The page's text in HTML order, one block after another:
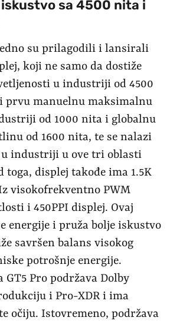
sa 4500 nita i
su prilagodili i lansirali
koji ne samo da dostiže
u industriji od 4500
prvu manuelnu maksimalnu
od 1000 nita i globalnu
od 1600 nita, te se nalazi
industriji u ove tri oblasti
toga, displej takođe ima 1.5K
visokofrekventno PWM
i 450PPI displej. Ovaj
energije i pruža bolje iskustvo
savršen balans visokog
potrošnje energije.
GT5 Pro podržava Dolby
i Pro-XDR i ima
očiju. Istovremeno, podržava